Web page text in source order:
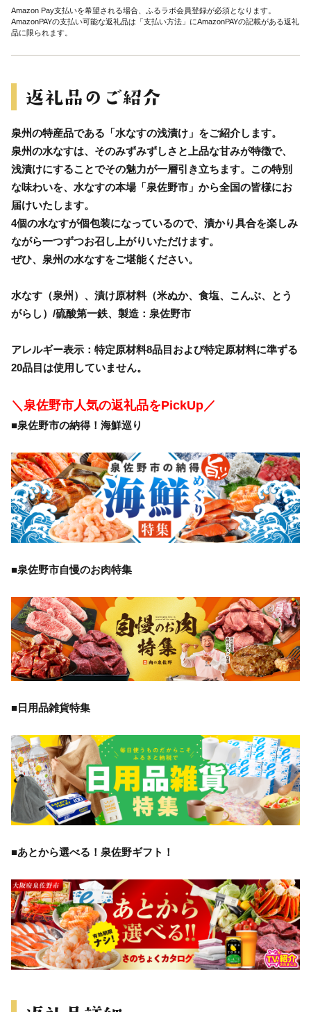
Amazon Pay支払いを希望される場合、ふるラボ会員登録が必須となります。
AmazonPAYの支払い可能な返礼品は「支払い方法」にAmazonPAYの記載がある返礼
品に限られます。
泉州の特産品である「水なすの浅漬け」をご紹介します。
泉州の水なすは、そのみずみずしさと上品な甘みが特徴で、
浅漬けにすることでその魅力が一層引き立ちます。この特別
な味わいを、水なすの本場「泉佐野市」から全国の皆様にお
届けいたします。
4個の水なすが個包装になっているので、漬かり具合を楽しみ
ながら一つずつお召し上がりいただけます。
ぜひ、泉州の水なすをご堪能ください。
水なす（泉州）、漬け原材料（米ぬか、食塩、こんぶ、とう
がらし）/硫酸第一鉄、製造：泉佐野市
アレルギー表示：特定原材料8品目および特定原材料に準ずる
20品目は使用していません。
＼泉佐野市人気の返礼品をPickUp／
■泉佐野市の納得！海鮮巡り
■泉佐野市自慢のお肉特集
■日用品雑貨特集
■あとから選べる！泉佐野ギフト！